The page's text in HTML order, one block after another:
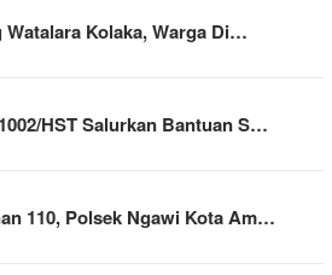
Watalara Kolaka, Warga Di…
HST Salurkan Bantuan S…
110, Polsek Ngawi Kota Am…